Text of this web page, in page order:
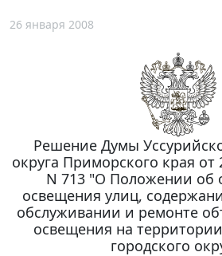
26 января 2008
Решение Думы
округа Приморского края от
N 713 "О Положении об
освещения улиц,
обслуживании и ремонте
освещения на
городского